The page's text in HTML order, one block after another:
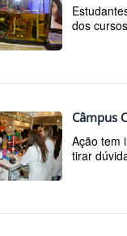
dos
Câmpus
Ação tem
tirar